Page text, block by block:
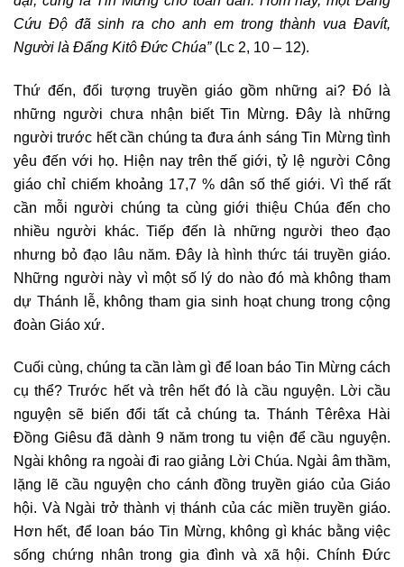
Cứu Ðộ đã sinh ra cho anh em trong thành vua Ðavít,
Người là Ðấng Kitô Ðức Chúa”(Lc 2, 10 – 12).
Thứ đến, đối tượng truyền giáo gồm những ai? Đó là
những người chưa nhận biết Tin Mừng. Đây là những
người trước hết cần chúng ta đưa ánh sáng Tin Mừng tình
yêu đến với họ. Hiện nay trên thế giới, tỷ lệ người Công
giáo chỉ chiếm khoảng 17,7 % dân số thế giới. Vì thế rất
cần mỗi người chúng ta cùng giới thiệu Chúa đến cho
nhiều người khác. Tiếp đến là những người theo đạo
nhưng bỏ đạo lâu năm. Đây là hình thức tái truyền giáo.
Những người này vì một số lý do nào đó mà không tham
dự Thánh lễ, không tham gia sinh hoạt chung trong cộng
đoàn Giáo xứ.
Cuối cùng, chúng ta cần làm gì để loan báo Tin Mừng cách
cụ thể? Trước hết và trên hết đó là cầu nguyện. Lời cầu
nguyện sẽ biến đổi tất cả chúng ta. Thánh Têrêxa Hài
Đồng Giêsu đã dành 9 năm trong tu viện để cầu nguyện.
Ngài không ra ngoài đi rao giảng Lời Chúa. Ngài âm thầm,
lặng lẽ cầu nguyện cho cánh đồng truyền giáo của Giáo
hội. Và Ngài trở thành vị thánh của các miền truyền giáo.
Hơn hết, để loan báo Tin Mừng, không gì khác bằng việc
sống chứng nhân trong gia đình và xã hội. Chính Đức